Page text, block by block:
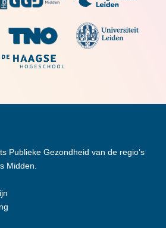
Publieke Gezondheid van de regio’s
Midden.